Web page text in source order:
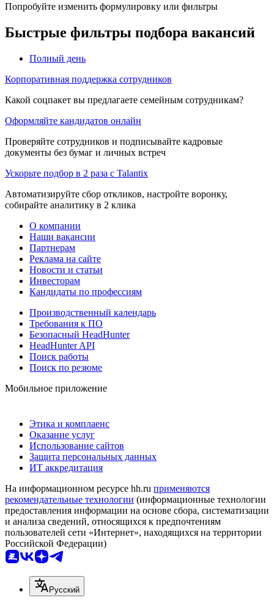
Попробуйте изменить формулировку или фильтры
Быстрые фильтры подбора вакансий
Полный день
Корпоративная поддержка сотрудников
Какой соцпакет вы предлагаете семейным сотрудникам?
Оформляйте кандидатов онлайн
Проверяйте сотрудников и подписывайте кадровые
документы без бумаг и личных встреч
Ускорьте подбор в 2 раза с Talantix
Автоматизируйте сбор откликов, настройте воронку,
собирайте аналитику в 2 клика
О компании
Наши вакансии
Партнерам
Реклама на сайте
Новости и статьи
Инвесторам
Кандидаты по профессиям
Производственный календарь
Требования к ПО
Безопасный HeadHunter
HeadHunter API
Поиск работы
Поиск по резюме
Мобильное приложение
Этика и комплаенс
Оказание услуг
Использование сайтов
Защита персональных данных
ИТ аккредитация
На информационном ресурсе hh.ru применяются
рекомендательные технологии (информационные технологии
предоставления информации на основе сбора, систематизации
и анализа сведений, относящихся к предпочтениям
пользователей сети «Интернет», находящихся на территории
Российской Федерации)
Русский